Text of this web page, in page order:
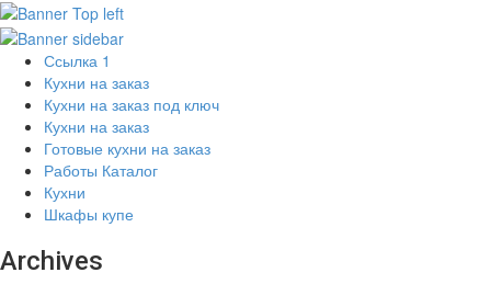
Ссылка 1
Кухни на заказ
Кухни на заказ под ключ
Кухни на заказ
Готовые кухни на заказ
Работы Каталог
Кухни
Шкафы купе
Archives